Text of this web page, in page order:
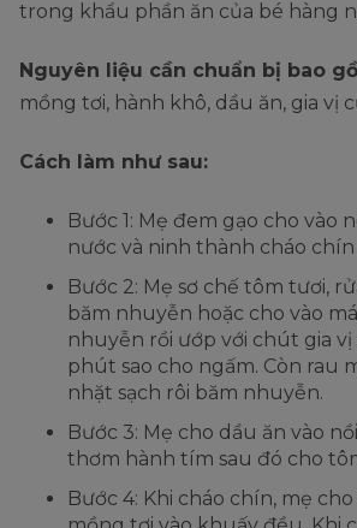
trong khẩu phần ăn của bé hàng
Nguyên liệu cần chuẩn bị bao
mồng tơi, hành khô, dầu ăn, gia vị
Cách làm như sau:
Bước 1: Mẹ đem gạo cho vào
nước và ninh thành cháo
Bước 2: Mẹ sơ chế tôm tươi,
băm nhuyễn hoặc cho vào
nhuyễn rồi ướp với chút gia vị
phút sao cho ngấm. Còn rau
nhặt sạch rôi băm nhuyễn.
Bước 3: Mẹ cho dầu ăn vào
thơm hành tím sau đó cho
Bước 4: Khi cháo chín, mẹ